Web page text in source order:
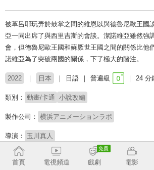
被革呂耶玩弄於鼓掌之間的維恩以與德魯尼歐王國
亞一同出席了與西里吉斯的會談。潔諾維亞雖然強
會，但德魯尼歐王國和蘇厥世王國之間的關係比他
諾維亞為了突破兩國的關係，下了極大的賭注。
2022 日本 日語 普遍級 24 分
類別： 動畫/卡通 小說改編
製作公司： 横浜アニメーションラボ
導演： 玉川真人
配音： 齊藤壯馬 高橋李依 千本木彩花 東山奈央
首頁
電視頻道 戲劇 電影